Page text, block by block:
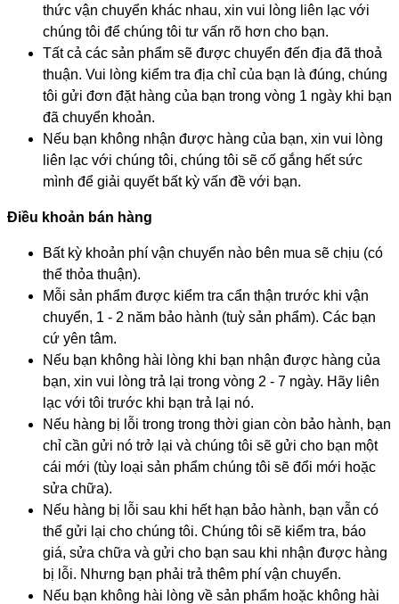
thức vận chuyển khác nhau, xin vui lòng liên lạc với
chúng tôi để chúng tôi tư vấn rõ hơn cho bạn.
Tất cả các sản phẩm sẽ được chuyển đến địa đã thoả
thuận. Vui lòng kiểm tra địa chỉ của bạn là đúng, chúng
tôi gửi đơn đặt hàng của bạn trong vòng 1 ngày khi bạn
đã chuyển khoản.
Nếu bạn không nhận được hàng của bạn, xin vui lòng
liên lạc với chúng tôi, chúng tôi sẽ cố gắng hết sức
mình để giải quyết bất kỳ vấn đề với bạn.
Điều khoản bán hàng
Bất kỳ khoản phí vận chuyển nào bên mua sẽ chịu (có
thể thỏa thuận).
Mỗi sản phẩm được kiểm tra cẩn thận trước khi vận
chuyển, 1 - 2 năm bảo hành (tuỳ sản phẩm). Các bạn
cứ yên tâm.
Nếu bạn không hài lòng khi bạn nhận được hàng của
bạn, xin vui lòng trả lại trong vòng 2 - 7 ngày. Hãy liên
lạc với tôi trước khi bạn trả lại nó.
Nếu hàng bị lỗi trong trong thời gian còn bảo hành, bạn
chỉ cần gửi nó trở lại và chúng tôi sẽ gửi cho bạn một
cái mới (tùy loại sản phẩm chúng tôi sẽ đổi mới hoặc
sửa chữa).
Nếu hàng bị lỗi sau khi hết hạn bảo hành, bạn vẫn có
thể gửi lại cho chúng tôi. Chúng tôi sẽ kiểm tra, báo
giá, sửa chữa và gửi cho bạn sau khi nhận được hàng
bị lỗi. Nhưng bạn phải trả thêm phí vận chuyển.
Nếu bạn không hài lòng về sản phẩm hoặc không hài